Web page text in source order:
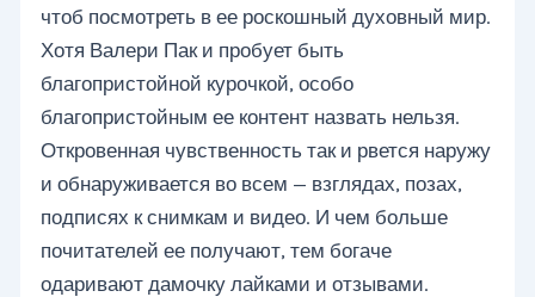
чтоб посмотреть в ее роскошный духовный мир.
Хотя Валери Пак и пробует быть
благопристойной курочкой, особо
благопристойным ее контент назвать нельзя.
Откровенная чувственность так и рвется наружу
и обнаруживается во всем — взглядах, позах,
подписях к снимкам и видео. И чем больше
почитателей ее получают, тем богаче
одаривают дамочку лайками и отзывами.